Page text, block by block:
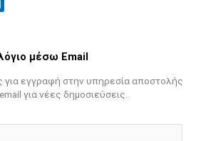
μέσω Email
για εγγραφή στην υπηρεσία αποστολής
για νέες δημοσιεύσεις.